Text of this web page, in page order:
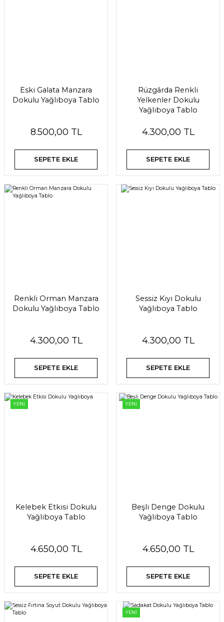
Eski Galata Manzara
Dokulu Yağlıboya Tablo
8.500,00 TL
SEPETE EKLE
Rüzgârda Renkli
Yelkenler Dokulu
Yağlıboya Tablo
4.300,00 TL
SEPETE EKLE
Renkli Orman Manzara
Dokulu Yağlıboya Tablo
4.300,00 TL
SEPETE EKLE
Sessiz Kıyı Dokulu
Yağlıboya Tablo
4.300,00 TL
SEPETE EKLE
YENİ
Kelebek Etkisi Dokulu
Yağlıboya Tablo
4.650,00 TL
SEPETE EKLE
YENİ
Beşli Denge Dokulu
Yağlıboya Tablo
4.650,00 TL
SEPETE EKLE
YENİ